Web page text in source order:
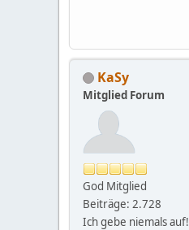
KaSy
Mitglied Forum
God Mitglied
Beiträge: 2.728
Ich gebe niemals auf!